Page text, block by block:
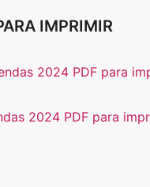
IMPRIMIR
2024 PDF para
2024 PDF para